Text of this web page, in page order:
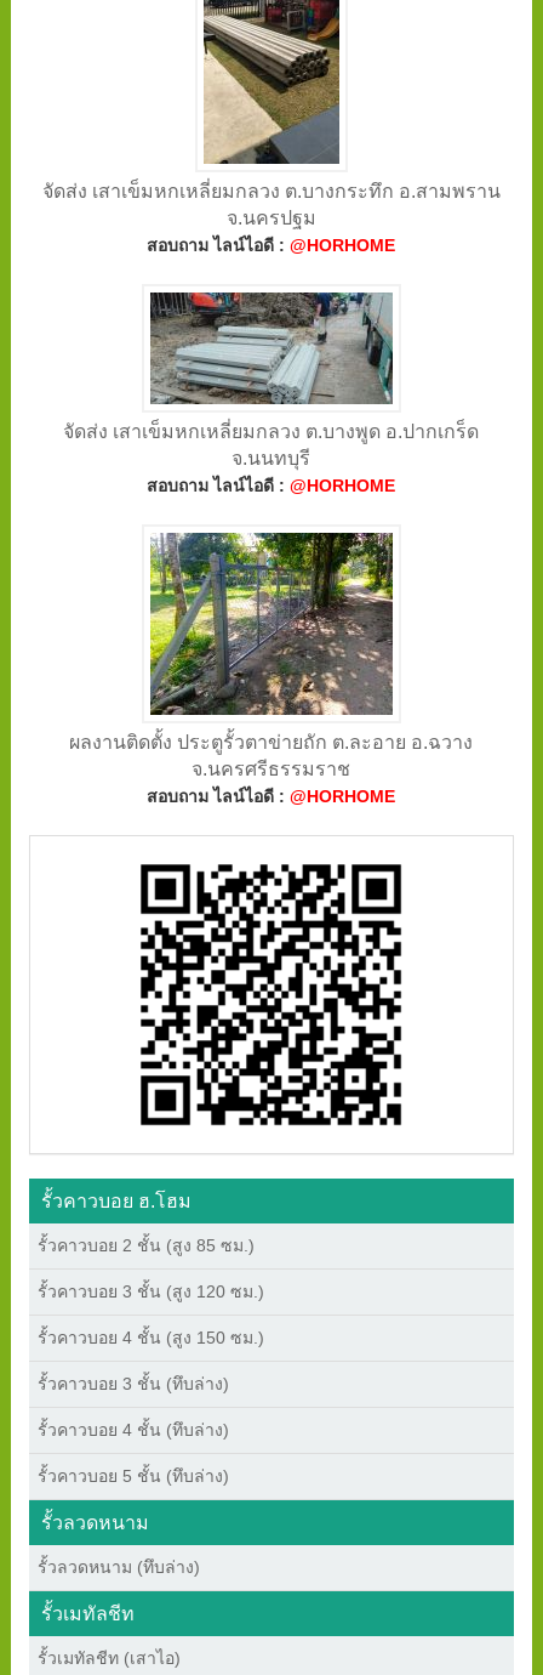
จัดส่ง เสาเข็มหกเหลี่ยมกลวง ต.บางกระทึก อ.สามพราน
จ.นครปฐม
สอบถาม ไลน์ไอดี :@HORHOME
จัดส่ง เสาเข็มหกเหลี่ยมกลวง ต.บางพูด อ.ปากเกร็ด
จ.นนทบุรี
สอบถาม ไลน์ไอดี :@HORHOME
ผลงานติดตั้ง ประตูรั้วตาข่ายถัก ต.ละอาย อ.ฉวาง
จ.นครศรีธรรมราช
สอบถาม ไลน์ไอดี :@HORHOME
รั้วคาวบอย ฮ.โฮม
รั้วคาวบอย 2 ชั้น (สูง 85 ซม.)
รั้วคาวบอย 3 ชั้น (สูง 120 ซม.)
รั้วคาวบอย 4 ชั้น (สูง 150 ซม.)
รั้วคาวบอย 3 ชั้น (ทึบล่าง)
รั้วคาวบอย 4 ชั้น (ทึบล่าง)
รั้วคาวบอย 5 ชั้น (ทึบล่าง)
รั้วลวดหนาม
รั้วลวดหนาม (ทึบล่าง)
รั้วเมทัลชีท
รั้วเมทัลชีท (เสาไอ)